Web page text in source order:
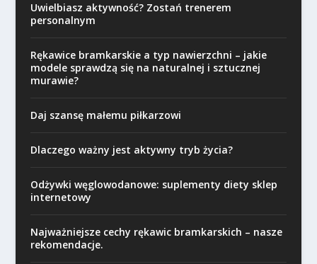
Uwielbiasz aktywność? Zostań trenerem
personalnym
Rękawice bramkarskie a typ nawierzchni – jakie
modele sprawdzą się na naturalnej i sztucznej
murawie?
Daj szansę małemu piłkarzowi
Dlaczego ważny jest aktywny tryb życia?
Odżywki węglowodanowe: suplementy diety sklep
internetowy
Najważniejsze cechy rękawic bramkarskich – nasze
rekomendacje.